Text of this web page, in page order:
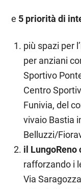
e 5 priorità di
più spazi per l’
per anziani
Sportivo
Centro
Funivia, del
vivaio Bastia
Belluzzi/
il LungoReno
rafforzando i
Via